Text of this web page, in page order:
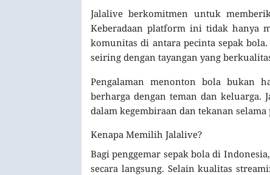
Jalalive berkomitmen untuk
Keberadaan platform ini tidak hanya
komunitas di antara pecinta sepak
seiring dengan tayangan yang
Pengalaman menonton bola bukan
berharga dengan teman dan
dalam kegembiraan dan tekanan
Kenapa Memilih Jalalive?
Bagi penggemar sepak bola di
secara langsung. Selain kualitas